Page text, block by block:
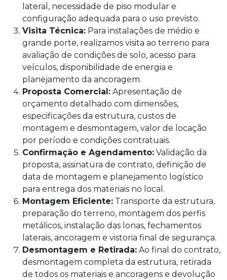
lateral, necessidade de piso modular e
configuração adequada para o uso previsto.
Visita Técnica: Para instalações de médio e
grande porte, realizamos visita ao terreno para
avaliação de condições de solo, acesso para
veículos, disponibilidade de energia e
planejamento da ancoragem.
Proposta Comercial: Apresentação de
orçamento detalhado com dimensões,
especificações da estrutura, custos de
montagem e desmontagem, valor de locação
por período e condições contratuais.
Confirmação e Agendamento: Validação da
proposta, assinatura de contrato, definição de
data de montagem e planejamento logístico
para entrega dos materiais no local.
Montagem Eficiente: Transporte da estrutura,
preparação do terreno, montagem dos perfis
metálicos, instalação das lonas, fechamentos
laterais, ancoragem e vistoria final de segurança.
Desmontagem e Retirada: Ao final do contrato,
desmontagem completa da estrutura, retirada
de todos os materiais e ancoragens e devolução